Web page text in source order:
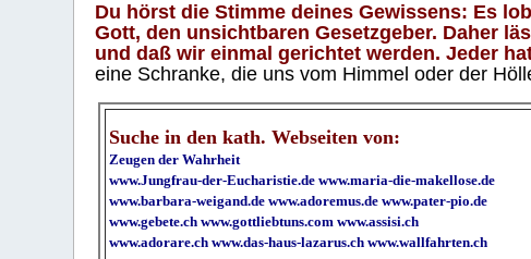
Du hörst die Stimme deines Gewissens: Es
Gott, den unsichtbaren Gesetzgeber. Daher
und daß wir einmal gerichtet werden. Jeder
eine Schranke, die uns vom Himmel oder der
Suche in den kath. Webseiten von:
Zeugen der Wahrheit
www.Jungfrau-der-Eucharistie.de www.maria-die-makellose.de
www.barbara-weigand.de www.adoremus.de www.pater-pio.de
www.gebete.ch www.gottliebtuns.com www.assisi.ch
www.adorare.ch www.das-haus-lazarus.ch www.wallfahrten.ch